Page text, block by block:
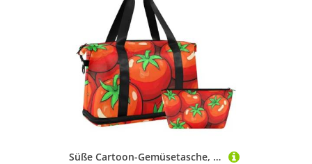
Süße Cartoon-Gemüsetasche, Tomaten, große Tasche mit Nasstasche, verstellbarer Riemen, Sporttasche für Flugzeugreisen, große Kapazität, für Männer und Frauen